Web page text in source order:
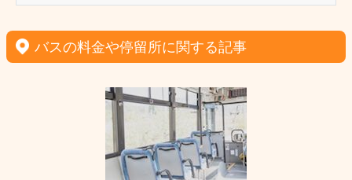
バスの料金や停留所に関する記事